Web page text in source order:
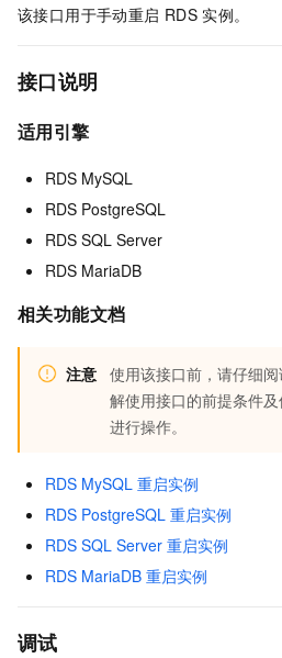
该接口用于手动重启 RDS 实例。
接口说明
适用引擎
RDS MySQL
RDS PostgreSQL
RDS SQL Server
RDS MariaDB
相关功能文档
注意 使用该接口前，请仔细
解使用接口的前提条件
进行操作。
RDS MySQL 重启实例
RDS PostgreSQL 重启实例
RDS SQL Server 重启实例
RDS MariaDB 重启实例
调试